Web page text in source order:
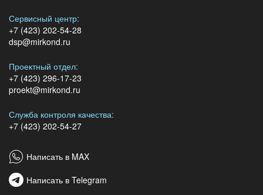
Сервисный центр:
+7 (423) 202-54-28
dsp@mirkond.ru
Проектный отдел:
+7 (423) 296-17-23
proekt@mirkond.ru
Служба контроля качества:
+7 (423) 202-54-27
Написать в MAX
Написать в Telegram